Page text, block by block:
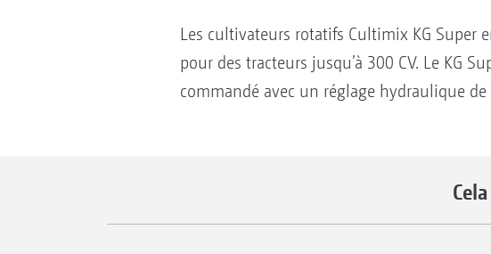
Les cultivateurs rotatifs Cultimix KG Super
pour des tracteurs jusqu’à 300 CV. Le KG
commandé avec un réglage hydraulique